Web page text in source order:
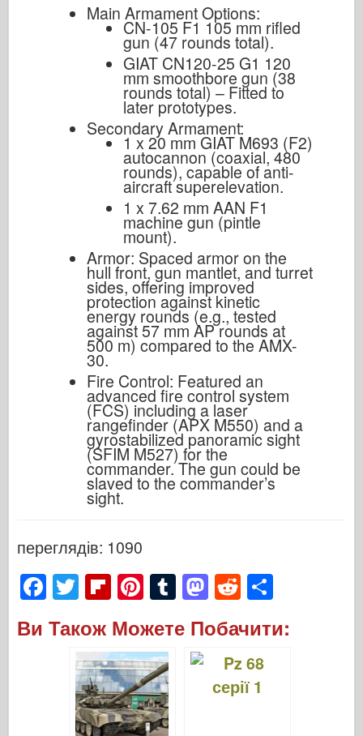
Main Armament Options:
CN-105 F1 105 mm rifled
gun (47 rounds total).
GIAT CN120-25 G1 120
mm smoothbore gun (38
rounds total) – Fitted to
later prototypes.
Secondary Armament:
1 x 20 mm GIAT M693 (F2)
autocannon (coaxial, 480
rounds), capable of anti-
aircraft superelevation.
1 x 7.62 mm AAN F1
machine gun (pintle
mount).
Armor: Spaced armor on the
hull front, gun mantlet, and turret
sides, offering improved
protection against kinetic
energy rounds (e.g., tested
against 57 mm AP rounds at
500 m) compared to the AMX-
30.
Fire Control: Featured an
advanced fire control system
(FCS) including a laser
rangefinder (APX M550) and a
gyrostabilized panoramic sight
(SFIM M527) for the
commander. The gun could be
slaved to the commander’s
sight.
переглядів: 1090
F
a
c
T
wi
tt
er
Fl
ip
b
o
ar
d
Pi
nt
er
e
st
T
u
m
bl
M
a
st
d
R
e
d
di
t
ar
Ви Також Можете Побачити: